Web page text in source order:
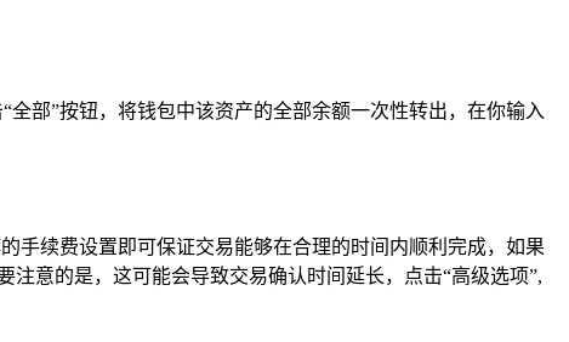
部”按钮，将钱包中该资产的全部余额一次性转出，在你输入
手续费设置即可保证交易能够在合理的时间内顺利完成，如果
意的是，这可能会导致交易确认时间延长，点击“高级选项”,